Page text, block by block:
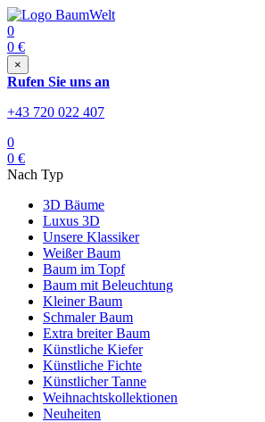
0
0 €
×
Rufen Sie uns an
+43 720 022 407
0
0 €
Nach Typ
3D Bäume
Luxus 3D
Unsere Klassiker
Weißer Baum
Baum im Topf
Baum mit Beleuchtung
Kleiner Baum
Schmaler Baum
Extra breiter Baum
Künstliche Kiefer
Künstliche Fichte
Künstlicher Tanne
Weihnachtskollektionen
Neuheiten